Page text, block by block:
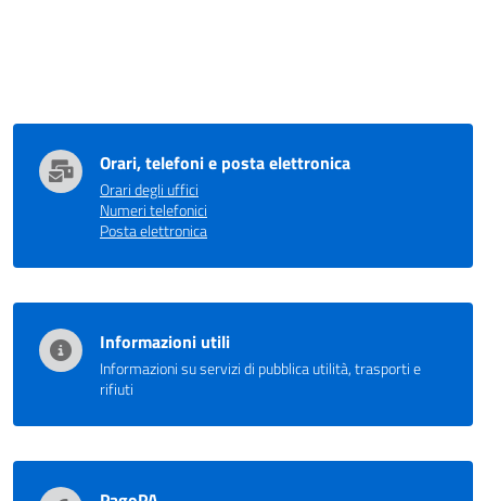
Orari, telefoni e posta elettronica
Orari degli uffici
Numeri telefonici
Posta elettronica
Informazioni utili
Informazioni su servizi di pubblica utilità, trasporti e
rifiuti